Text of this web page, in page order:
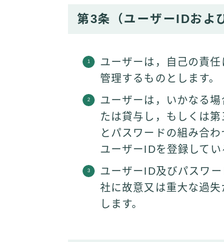
第3条（ユーザーIDおよ
ユーザーは，自己の責
管理するものとします。
ユーザーは，いかなる
たは貸与し，もしくは
とパスワードの組み合
ユーザーIDを登録してい
ユーザーID及びパスワ
社に故意又は重大な過
します。